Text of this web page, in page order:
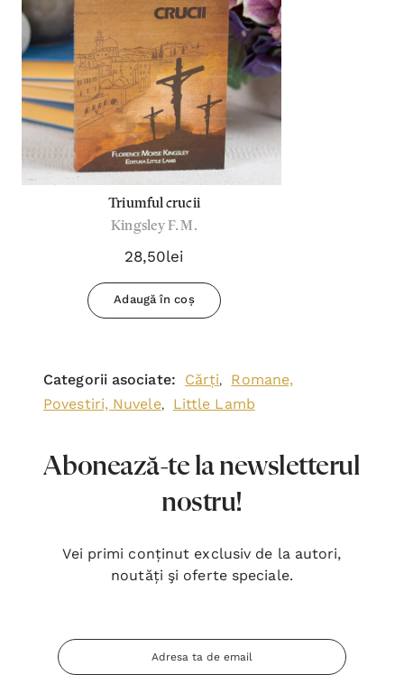
Triumful crucii
Kingsley F. M.
28,50lei
Adaugă în coș
Categorii asociate: Cărți,
Romane,
Povestiri, Nuvele, Little Lamb
Abonează-te la newsletterul
nostru!
Vei primi conținut exclusiv de la autori,
noutăți şi oferte speciale.
Adresa
Email